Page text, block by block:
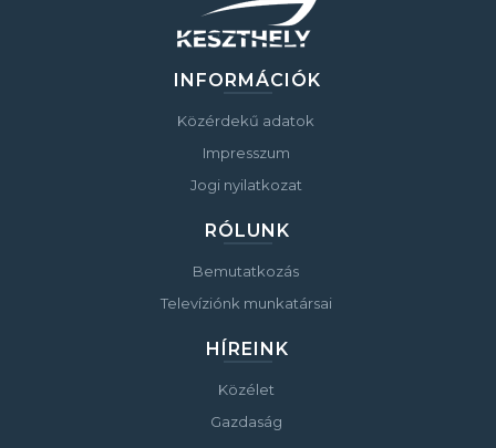
INFORMÁCIÓK
Közérdekű adatok
Impresszum
Jogi nyilatkozat
RÓLUNK
Bemutatkozás
Televíziónk munkatársai
HÍREINK
Közélet
Gazdaság